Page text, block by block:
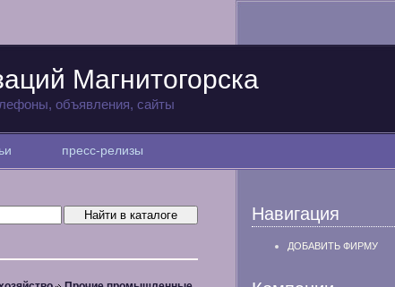
Магнитогорска
объявления, сайты
пресс-релизы
Навигация
ДОБАВИТЬ ФИРМУ